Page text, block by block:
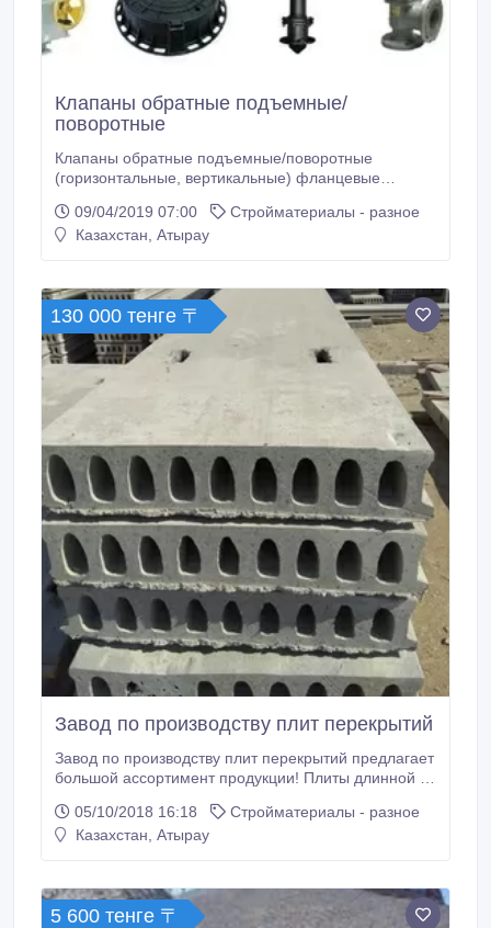
Клапаны обратные подъемные/
поворотные
Клапаны обратные подъемные/поворотные
(горизонтальные, вертикальные) фланцевые
размеры. Поставка продукции осуществляется по
всему Казахстану. Все вопросы по ценам, условиям
продукцию формируется, исходя из условий
поставки: кол-ва, условий оплаты и места отгрузки.
09/04/2019 07:00
Стройматериалы - разное
Казахстан, Атырау
130 000 тенге 〒
Завод по производству плит перекрытий
Завод по производству плит перекрытий предлагает
большой ассортимент продукции! Плиты длинной от
Мы находимся в г. Актау Промзона 3. ДОСТАВКА В
АТЫРАУ НА ОБЪЕКТ КЛИЕНТА ЗА НАШ СЧЁТ!!!
05/10/2018 16:18
Стройматериалы - разное
Казахстан, Атырау
5 600 тенге 〒